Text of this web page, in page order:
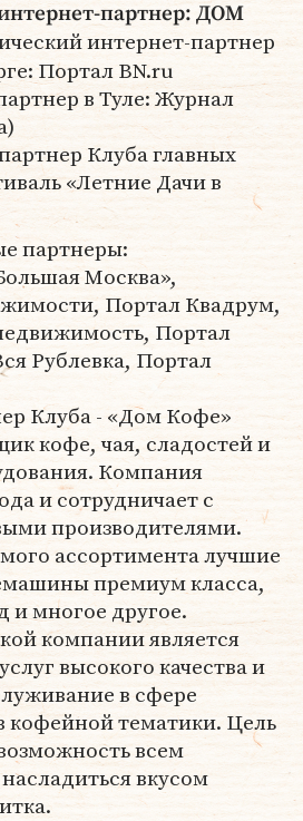
партнер: ДОМ
интернет-партнер
Портал BN.ru
в Туле: Журнал
Клуба главных
«Летние Дачи в
партнеры:
Москва»,
Портал Квадрум,
Портал
Рублевка, Портал
Клуба - «Дом Кофе»
кофе, чая, сладостей и
Компания
и сотрудничает с
производителями.
ассортимента лучшие
премиум класса,
и многое другое.
компании является
высокого качества и
в сфере
кофейной тематики. Цель
всем
вкусом